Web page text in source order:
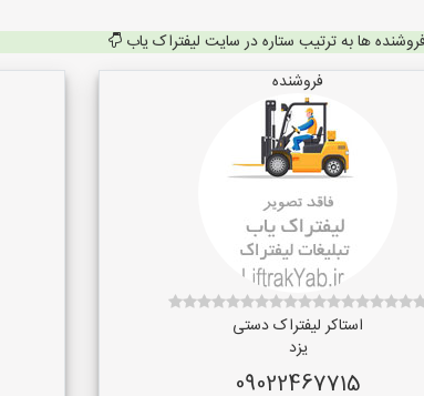
ها به ترتیب ستاره در سایت لیفتراک یاب
فروشنده
استاکر لیفتراک دستی
یزد
09022467715